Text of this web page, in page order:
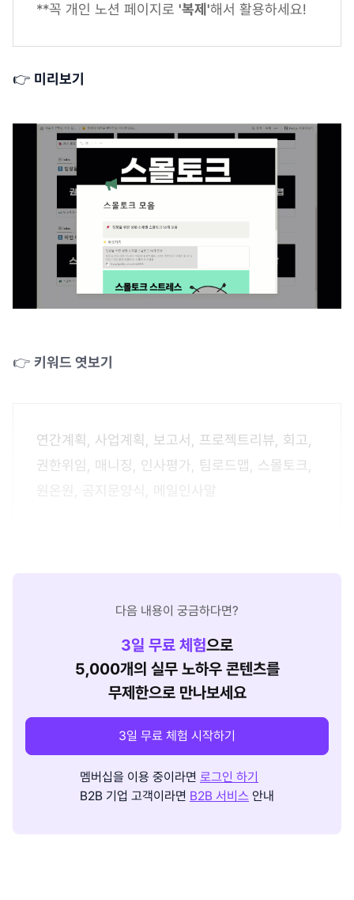
**꼭 개인 노션 페이지로 '복제'해서 활용하세요!
👉 미리보기
👉 키워드 엿보기
연간계획, 사업계획, 보고서, 프로젝트리뷰, 회고,
권한위임, 매니징, 인사평가, 팀로드맵, 스몰토크,
원온원, 공지문양식, 메일인사말
다음 내용이 궁금하다면?
3일 무료 체험으로
5,000개의 실무 노하우 콘텐츠를
무제한으로 만나보세요
3일 무료 체험 시작하기
멤버십을 이용 중이라면 로그인 하기
B2B 기업 고객이라면 B2B 서비스 안내